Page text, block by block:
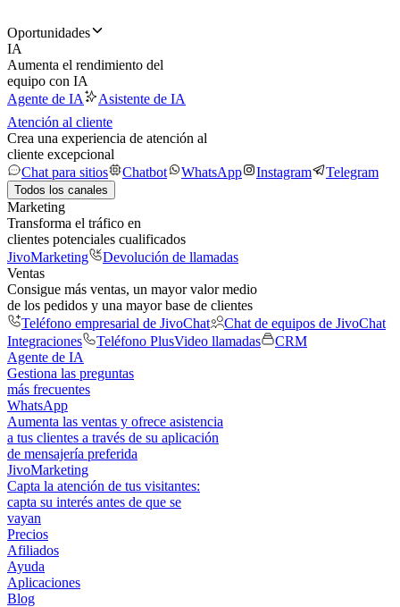
Oportunidades
IA
Aumenta el rendimiento del
equipo con IA
Agente de IA
Asistente de IA
Atención al cliente
Crea una experiencia de atención al
cliente excepcional
Chat para sitios
Chatbot WhatsApp Instagram Telegram
Todos los canales
Marketing
Transforma el tráfico en
clientes potenciales cualificados
JivoMarketing
Devolución de llamadas
Ventas
Consigue más ventas, un mayor valor medio
de los pedidos y una mayor base de clientes
Teléfono empresarial de JivoChat
Chat de equipos de JivoChat
Integraciones
Teléfono PlusVideo llamadas
CRM
Agente de IA
Gestiona las preguntas
más frecuentes
WhatsApp
Aumenta las ventas y ofrece asistencia
a tus clientes a través de su aplicación
de mensajería preferida
JivoMarketing
Capta la atención de tus visitantes:
capta su interés antes de que se
vayan
Precios
Afiliados
Ayuda
Aplicaciones
Blog